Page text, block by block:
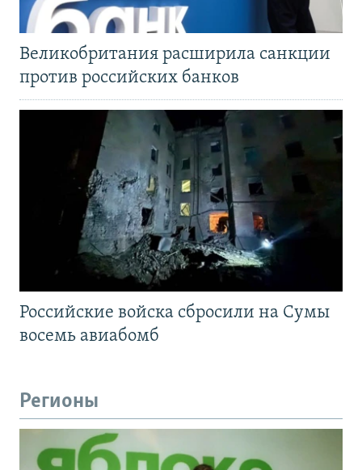
Великобритания расширила санкции
против российских банков
Российские войска сбросили на Сумы
восемь авиабомб
Регионы